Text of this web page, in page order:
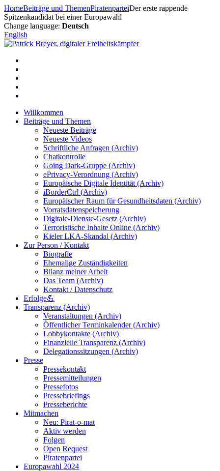
Zum
Inhalt
springen
HomeBeiträge und ThemenPiratenparteiDer erste rappende
Spitzenkandidat bei einer Europawahl
Change language: Deutsch
English
Willkommen
Beiträge und Themen
Neueste Beiträge
Neueste Videos
Schriftliche Anfragen (Archiv)
Chatkontrolle
Going Dark-Gruppe (Archiv)
ePrivacy-Verordnung (Archiv)
Europäische Digitale Identität (Archiv)
iBorderCtrl (Archiv)
Europäischer Raum für Gesundheitsdaten (Archiv)
Vorratsdatenspeicherung
Digitale-Dienste-Gesetz (Archiv)
Terroristische Inhalte Online (Archiv)
Kieler LKA-Skandal (Archiv)
Zur Person / Kontakt
Biografie
Ehemalige Zuständigkeiten
Bilanz meiner Arbeit
Das Team (Archiv)
Kontakt / Datenschutz
Erfolge💪
Transparenz (Archiv)
Veranstaltungen (Archiv)
Öffentlicher Terminkalender (Archiv)
Lobbykontakte (Archiv)
Finanzielle Transparenz (Archiv)
Delegationssitzungen (Archiv)
Presse
Pressekontakt
Pressemitteilungen
Pressefotos
Pressebriefings
Presseberichte
Mitmachen
Neu: Pirat-o-mat
Aktiv werden
Folgen
Open Request
Piratenpartei
Europawahl 2024